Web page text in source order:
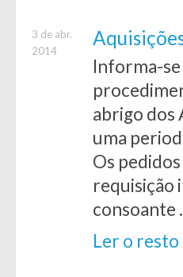
3 de abr.
2014
Informa-
abrigo dos
uma
Os
requisição
consoante
Ler o